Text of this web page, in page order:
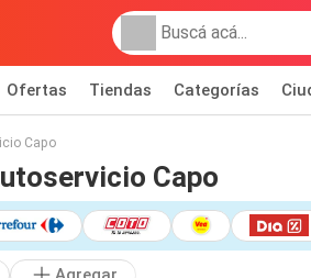
Ofertas Tiendas Categorías
Capo
Capo